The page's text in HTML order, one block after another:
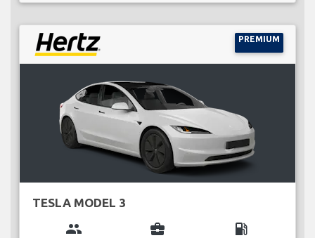
PREMIUM
TESLA MODEL 3
group business_center local_gas_station